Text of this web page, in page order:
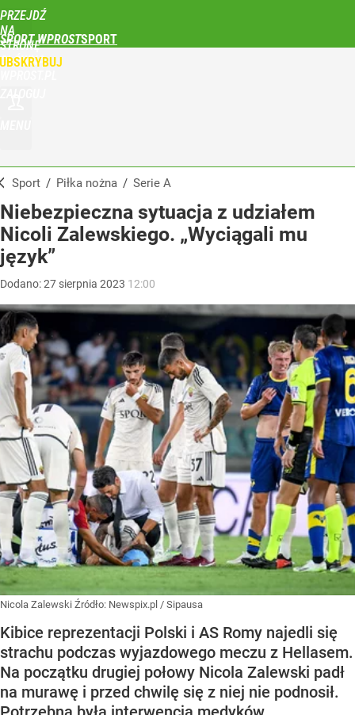
PRZEJDŹ
NA
STRONĘ
GŁÓWNĄ
SPORT WPROST
Sport / Piłka nożna / Serie A
Niebezpieczna sytuacja z udziałem
Nicoli Zalewskiego. „Wyciągali mu
język”
Dodano:27 sierpnia 2023 12:00
Nicola Zalewski Źródło: Newspix.pl / Sipausa
Kibice reprezentacji Polski i AS Romy najedli się
strachu podczas wyjazdowego meczu z Hellasem.
Na początku drugiej połowy Nicola Zalewski padł
na murawę i przed chwilę się z niej nie podnosił.